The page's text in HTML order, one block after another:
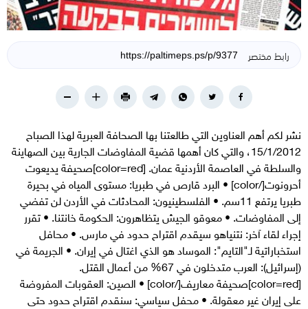
رابط مختصر
نشر لكم أهم العناوين التي طالعتنا بها الصحافة العبرية لهذا الصباح
15/1/2012، والتي كان أهمها قضية المفاوضات الجارية بين الصهاينة
والسلطة في العاصمة الأردنية عمان. [color=red]صحيفة يديعوت
أحرونوت[/color] • البرد قارص في طبريا: مستوى المياه في بحيرة
طبريا يرتفع 11سم. • الفلسطينيون: المحادثات في الأردن لن تفضي
إلى المفاوضات. • معوقو الجيش يتظاهرون: الحكومة خانتنا. • تقرر
إجراء لقاء آخر: نتنياهو سيقدم اقتراح حدود في مارس. • محافل
استخباراتية لـ"التايم": الموساد هو الذي اغتال في إيران. • الجريمة في
(إسرائيل): العرب متدخلون في 67% من أعمال القتل.
[color=red]صحيفة معاريف[/color] • الصين: العقوبات المفروضة
على إيران غير معقولة. • محفل سياسي: سنقدم اقتراح حدود حتى